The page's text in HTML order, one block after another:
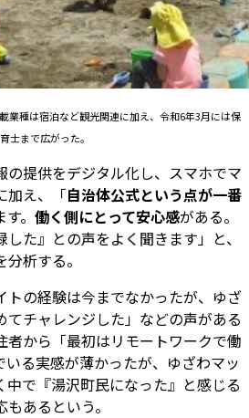
業種は宿泊など観光関連に加え、令和6年3月には保
育士まで広がった。
の提供をデジタル化し、スマホでマ
加え、「自治体公式という点が一番
。 働く側にとって安心感がある。
した』との声をよく聞きます」と、
析する。
トの経験は今までなかったが、ゆざ
てチャレンジした」などの声がある
者から「最初はリモートワークで働
いる実感が薄かったが、ゆざわマッ
中で『湯沢町民になった』と感じる
あるという。